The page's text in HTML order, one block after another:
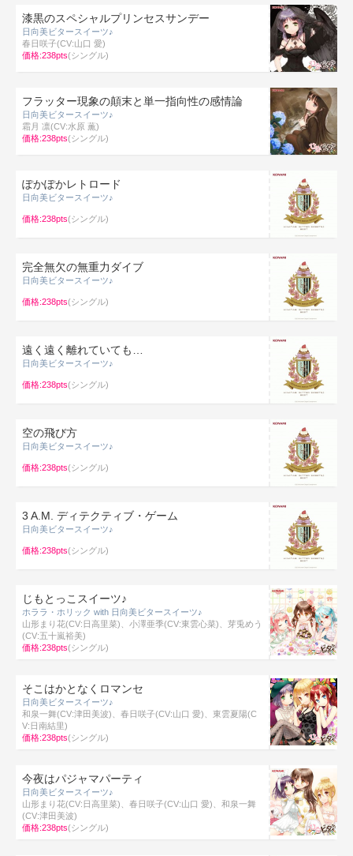
漆黒のスペシャルプリンセスサンデー
日向美ビタースイーツ♪
春日咲子(CV:山口 愛)
価格:238pts(シングル)
フラッター現象の顛末と単一指向性の感情論
日向美ビタースイーツ♪
霜月 凛(CV:水原 薫)
価格:238pts(シングル)
ぽかぽかレトロード
日向美ビタースイーツ♪
価格:238pts(シングル)
完全無欠の無重力ダイブ
日向美ビタースイーツ♪
価格:238pts(シングル)
遠く遠く離れていても…
日向美ビタースイーツ♪
価格:238pts(シングル)
空の飛び方
日向美ビタースイーツ♪
価格:238pts(シングル)
3 A.M. ディテクティブ・ゲーム
日向美ビタースイーツ♪
価格:238pts(シングル)
じもとっこスイーツ♪
ホララ・ホリック with 日向美ビタースイーツ♪
山形まり花(CV:日高里菜)、小澤亜季(CV:東雲心菜)、芽兎めう
(CV:五十嵐裕美)
価格:238pts(シングル)
そこはかとなくロマンセ
日向美ビタースイーツ♪
和泉一舞(CV:津田美波)、春日咲子(CV:山口 愛)、東雲夏陽(C
V:日南結里)
価格:238pts(シングル)
今夜はパジャマパーティ
日向美ビタースイーツ♪
山形まり花(CV:日高里菜)、春日咲子(CV:山口 愛)、和泉一舞
(CV:津田美波)
価格:238pts(シングル)